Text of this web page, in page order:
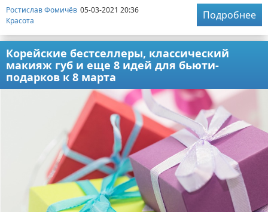
Ростислав Фомичёв 05-03-2021 20:36
Красота
Подробнее
Корейские бестселлеры, классический
макияж губ и еще 8 идей для бьюти-
подарков к 8 марта